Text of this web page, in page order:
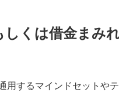
くは借金まみ
用するマインドセットや